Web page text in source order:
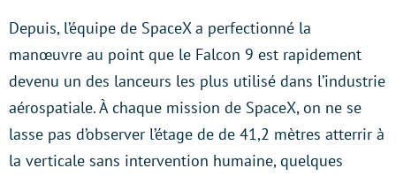
Depuis, l’équipe de SpaceX a perfectionné la
manœuvre au point que le Falcon 9 est rapidement
devenu un des lanceurs les plus utilisé dans l’industrie
aérospatiale. À chaque mission de SpaceX, on ne se
lasse pas d’observer l’étage de de 41,2 mètres atterrir à
la verticale sans intervention humaine, quelques